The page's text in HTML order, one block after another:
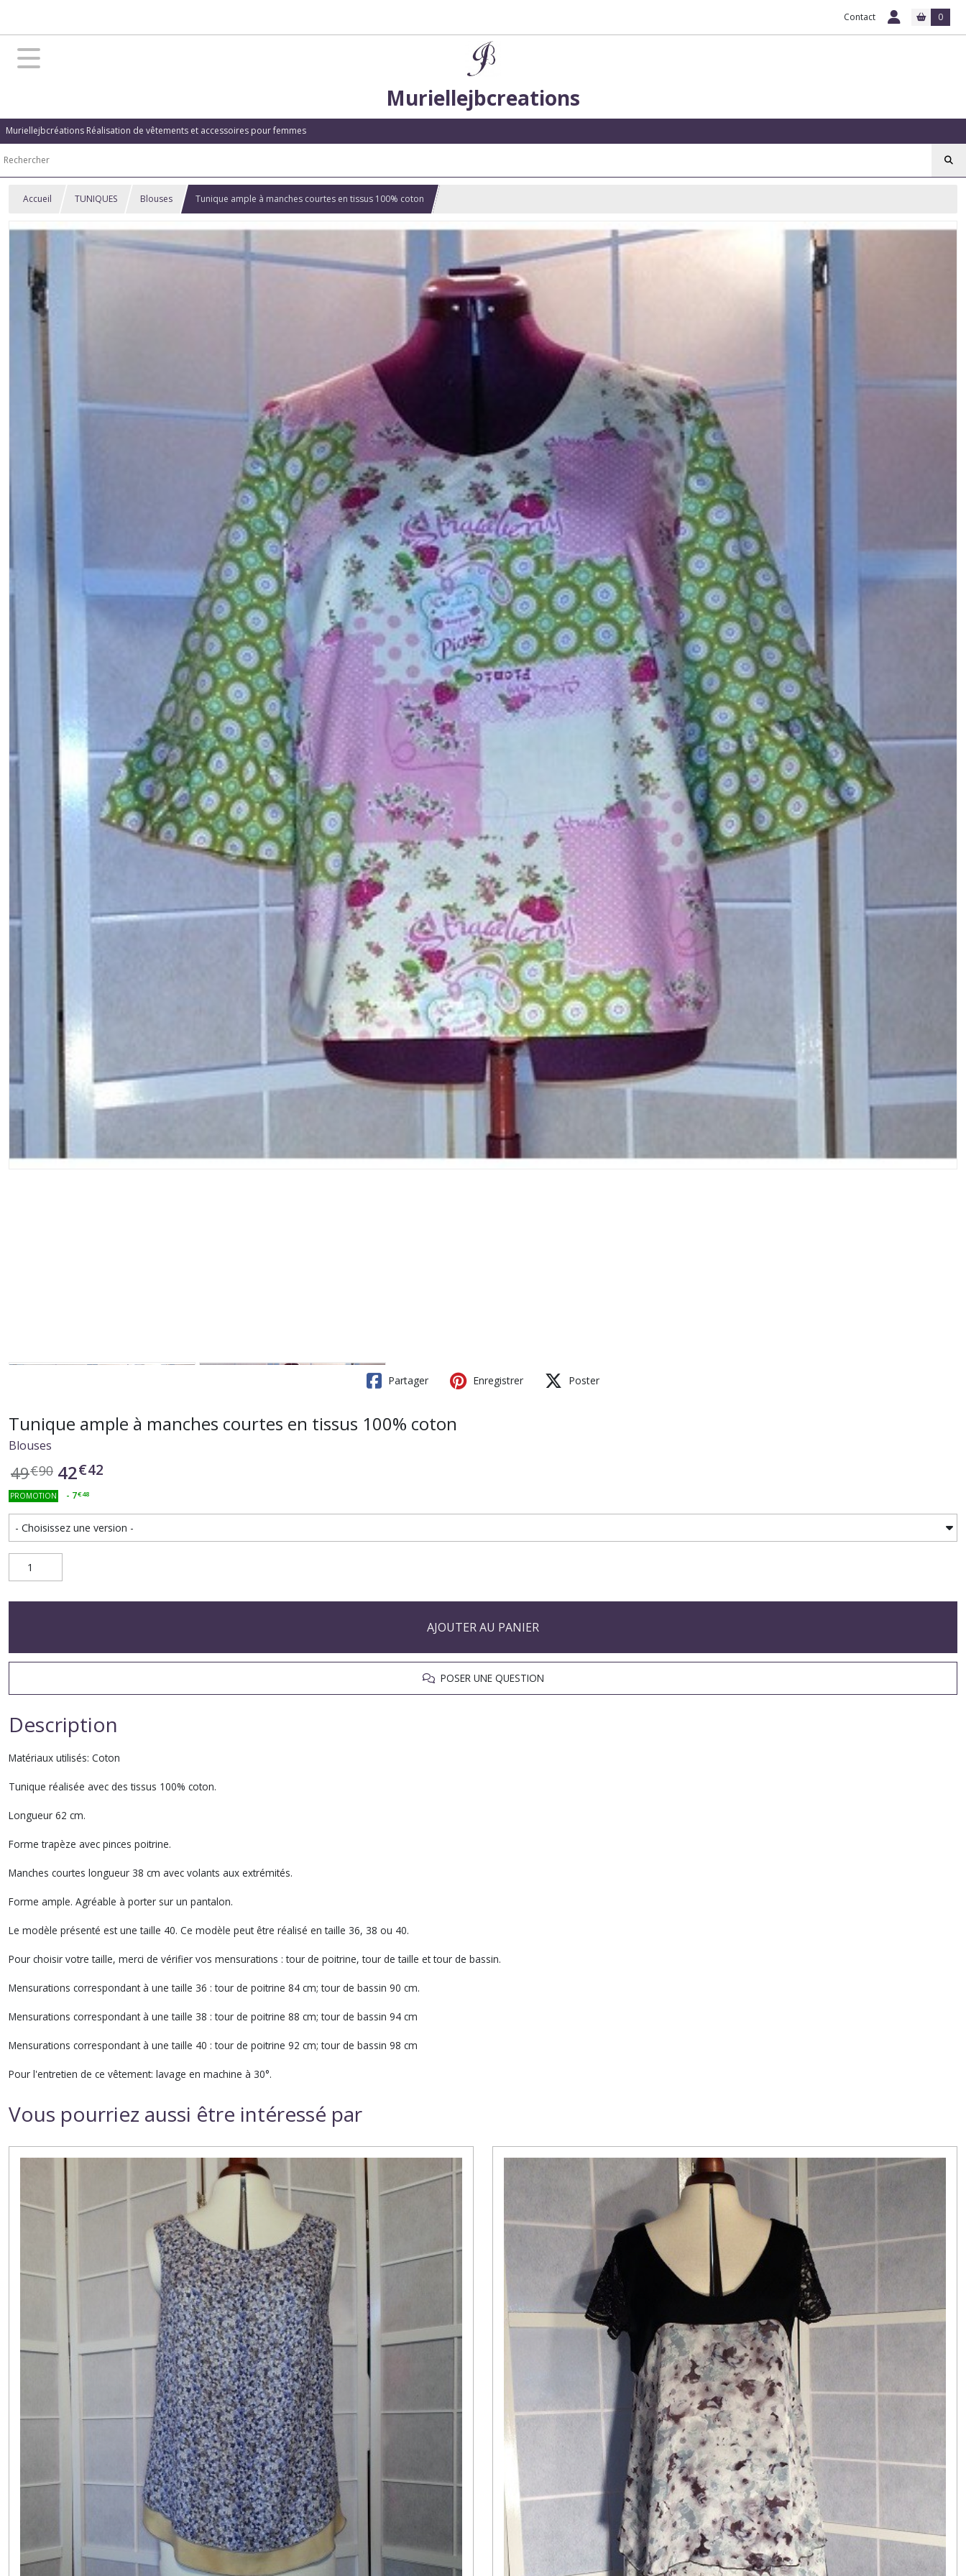
Contact 0
Muriellejbcreations
Muriellejbcréations Réalisation de vêtements et accessoires pour femmes
Accueil TUNIQUES Blouses Tunique ample à manches courtes en tissus 100% coton
Partager Enregistrer Poster
Tunique ample à manches courtes en tissus 100% coton
Blouses
49€90 42€42
PROMOTION - 7€48
AJOUTER AU PANIER
POSER UNE QUESTION
Description
Matériaux utilisés: Coton
Tunique réalisée avec des tissus 100% coton.
Longueur 62 cm.
Forme trapèze avec pinces poitrine.
Manches courtes longueur 38 cm avec volants aux extrémités.
Forme ample. Agréable à porter sur un pantalon.
Le modèle présenté est une taille 40. Ce modèle peut être réalisé en taille 36, 38 ou 40.
Pour choisir votre taille, merci de vérifier vos mensurations : tour de poitrine, tour de taille et tour de bassin.
Mensurations correspondant à une taille 36 : tour de poitrine 84 cm; tour de bassin 90 cm.
Mensurations correspondant à une taille 38 : tour de poitrine 88 cm; tour de bassin 94 cm
Mensurations correspondant à une taille 40 : tour de poitrine 92 cm; tour de bassin 98 cm
Pour l'entretien de ce vêtement: lavage en machine à 30°.
Vous pourriez aussi être intéressé par